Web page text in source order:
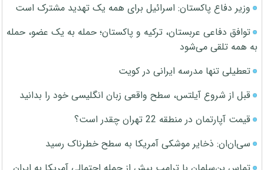
وزیر دفاع پاکستان: اسرائیل برای همه یک تهدید مشترک است
توافق دفاعی عربستان، ترکیه و پاکستان؛ حمله به یک عضو، حمله
به همه تلقی می‌شود
تعطیلی تنها مدرسه ایرانی در کویت
قبل از شروع آیلتس، سطح واقعی زبان انگلیسی خود را بدانید
قیمت آپارتمان در منطقه 22 تهران چقدر است؟
سی‌ان‌ان: ذخایر موشکی آمریکا به سطح خطرناک رسید